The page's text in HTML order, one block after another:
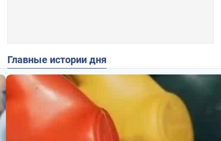
Главные истории дня